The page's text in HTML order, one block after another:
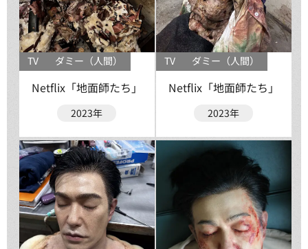
TV ダミー（人間）
Netflix「地面師たち」
2023年
TV ダミー（人間）
Netflix「地面師たち」
2023年